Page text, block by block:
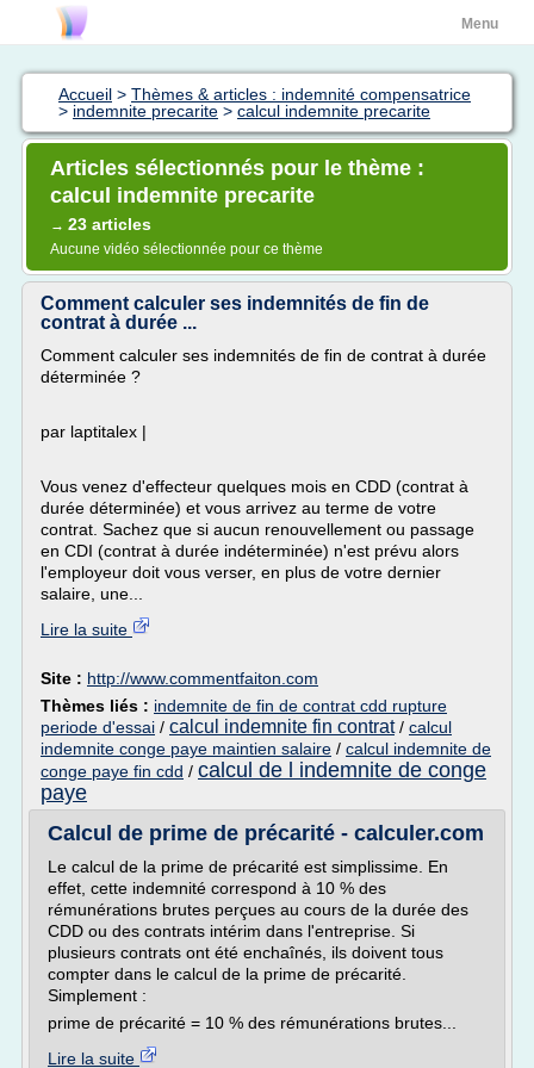
Menu
Accueil > Thèmes & articles : indemnité compensatrice
> indemnite precarite > calcul indemnite precarite
Articles sélectionnés pour le thème :
calcul indemnite precarite
→ 23 articles
Aucune vidéo sélectionnée pour ce thème
Comment calculer ses indemnités de fin de
contrat à durée ...
Comment calculer ses indemnités de fin de contrat à durée
déterminée ?
par laptitalex |
Vous venez d'effecteur quelques mois en CDD (contrat à
durée déterminée) et vous arrivez au terme de votre
contrat. Sachez que si aucun renouvellement ou passage
en CDI (contrat à durée indéterminée) n'est prévu alors
l'employeur doit vous verser, en plus de votre dernier
salaire, une...
Lire la suite
Site : http://www.commentfaiton.com
Thèmes liés : indemnite de fin de contrat cdd rupture
periode d'essai / calcul indemnite fin contrat/ calcul
indemnite conge paye maintien salaire / calcul indemnite de
conge paye fin cdd / calcul de l indemnite de conge
paye
Calcul de prime de précarité - calculer.com
Le calcul de la prime de précarité est simplissime. En
effet, cette indemnité correspond à 10 % des
rémunérations brutes perçues au cours de la durée des
CDD ou des contrats intérim dans l'entreprise. Si
plusieurs contrats ont été enchaînés, ils doivent tous
compter dans le calcul de la prime de précarité.
Simplement :
prime de précarité = 10 % des rémunérations brutes...
Lire la suite